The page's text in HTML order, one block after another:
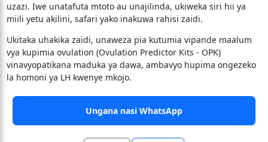
uzazi. Iwe unatafuta mtoto au unajilinda, ukiweka siri hii ya
miili yetu akilini, safari yako inakuwa rahisi zaidi.
​Ukitaka uhakika zaidi, unaweza pia kutumia vipande maalum
vya kupimia ovulation (Ovulation Predictor Kits - OPK)
vinavyopatikana maduka ya dawa, ambavyo hupima ongezeko
la homoni ya LH kwenye mkojo.
Ungana nasi WhatsApp